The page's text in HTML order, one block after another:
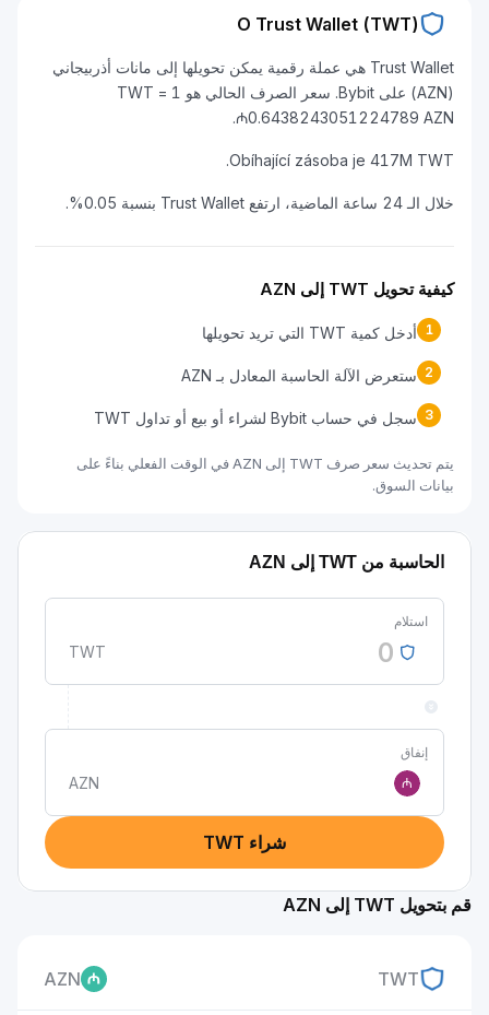
O Trust Wallet (TWT)
Trust Wallet هي عملة رقمية يمكن تحويلها إلى مانات أذربيجاني
(AZN) على Bybit. سعر الصرف الحالي هو 1 TWT =
₼0.6438243051224789 AZN.
Obíhající zásoba je 417M TWT.
خلال الـ 24 ساعة الماضية، ارتفع Trust Wallet بنسبة 0.05%.
كيفية تحويل TWT إلى AZN
1 أدخل كمية TWT التي تريد تحويلها
2 ستعرض الآلة الحاسبة المعادل بـ AZN
3 سجل في حساب Bybit لشراء أو بيع أو تداول TWT
يتم تحديث سعر صرف TWT إلى AZN في الوقت الفعلي بناءً على
بيانات السوق.
الحاسبة من TWT إلى AZN
استلام
TWT
إنفاق
₼
AZN
شراء TWT
قم بتحويل TWT إلى AZN
TWT
AZN